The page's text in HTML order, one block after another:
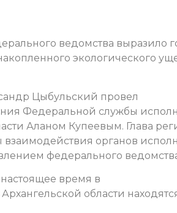
ведомства выразило
экологического
Цыбульский провел
Федеральной службы
Аланом Купеевым. Глава
органов
федерального
время в
области